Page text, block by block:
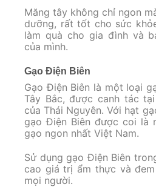
Măng tây không chỉ ngon
dưỡng, rất tốt cho sức
làm quà cho gia đình và
của mình.
Gạo Điện Biên
Gạo Điện Biên là một loại
Tây Bắc, được canh tác
của Thái Nguyên. Với hạt
gạo Điện Biên được coi là
gạo ngon nhất Việt Nam.
Sử dụng gạo Điện Biên
cao giá trị ẩm thực và
mọi người.